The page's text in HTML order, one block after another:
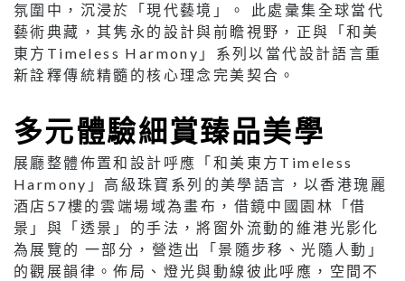
氛圍中，沉浸於「現代藝境」。 此處彙集全球當代
藝術典藏，其隽永的設計與前瞻視野，正與「和美
東方Timeless Harmony」系列以當代設計語言重
新詮釋傳統精髓的核心理念完美契合。
多元體驗細賞臻品美學
展廳整體佈置和設計呼應「和美東方Timeless
Harmony」高級珠寶系列的美學語言，以香港瑰麗
酒店57樓的雲端場域為畫布，借鏡中國園林「借
景」與「透景」的手法，將窗外流動的維港光影化
為展覽的 一部分，營造出「景隨步移、光隨人動」
的觀展韻律。佈局、燈光與動線彼此呼應，空間不